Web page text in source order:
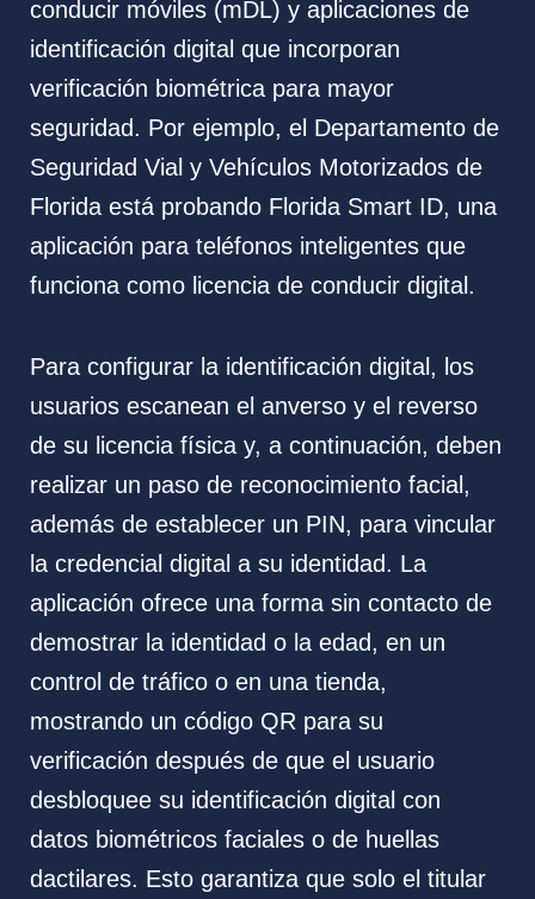
conducir móviles (mDL) y aplicaciones de
identificación digital que incorporan
verificación biométrica para mayor
seguridad. Por ejemplo, el Departamento de
Seguridad Vial y Vehículos Motorizados de
Florida está probando Florida Smart ID, una
aplicación para teléfonos inteligentes que
funciona como licencia de conducir digital.
Para configurar la identificación digital, los
usuarios escanean el anverso y el reverso
de su licencia física y, a continuación, deben
realizar un paso de reconocimiento facial,
además de establecer un PIN, para vincular
la credencial digital a su identidad. La
aplicación ofrece una forma sin contacto de
demostrar la identidad o la edad, en un
control de tráfico o en una tienda,
mostrando un código QR para su
verificación después de que el usuario
desbloquee su identificación digital con
datos biométricos faciales o de huellas
dactilares. Esto garantiza que solo el titular